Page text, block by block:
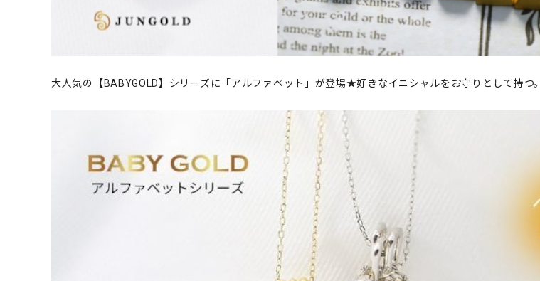
大人気の【BABYGOLD】シリーズに「アルファベット」が登場★好きなイニシャルをお守りとして持つ。